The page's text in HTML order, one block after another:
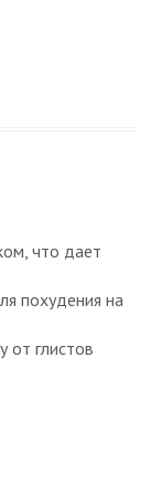
что дает
похудения на
от глистов